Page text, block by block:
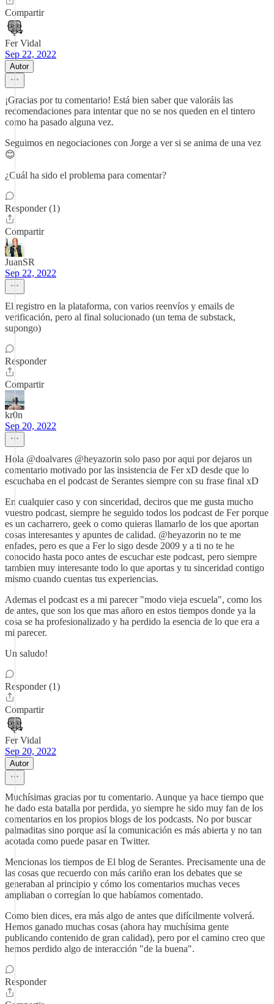
Compartir
Fer Vidal
Sep 22, 2022
Autor
¡Gracias por tu comentario! Está bien saber que valoráis las
recomendaciones para intentar que no se nos queden en el tintero
como ha pasado alguna vez.
Seguimos en negociaciones con Jorge a ver si se anima de una vez
😊
¿Cuál ha sido el problema para comentar?
Responder (1)
Compartir
JuanSR
Sep 22, 2022
El registro en la plataforma, con varios reenvíos y emails de
verificación, pero al final solucionado (un tema de substack,
supongo)
Responder
Compartir
kr0n
Sep 20, 2022
Hola @doalvares @heyazorin solo paso por aqui por dejaros un
comentario motivado por las insistencia de Fer xD desde que lo
escuchaba en el podcast de Serantes siempre con su frase final xD
En cualquier caso y con sinceridad, deciros que me gusta mucho
vuestro podcast, siempre he seguido todos los podcast de Fer porque
es un cacharrero, geek o como quieras llamarlo de los que aportan
cosas interesantes y apuntes de calidad. @heyazorin no te me
enfades, pero es que a Fer lo sigo desde 2009 y a ti no te he
conocido hasta poco antes de escuchar este podcast, pero siempre
tambien muy interesante todo lo que aportas y tu sinceridad contigo
mismo cuando cuentas tus experiencias.
Ademas el podcast es a mi parecer "modo vieja escuela", como los
de antes, que son los que mas añoro en estos tiempos donde ya la
cosa se ha profesionalizado y ha perdido la esencia de lo que era a
mi parecer.
Un saludo!
Responder (1)
Compartir
Fer Vidal
Sep 20, 2022
Autor
Muchísimas gracias por tu comentario. Aunque ya hace tiempo que
he dado esta batalla por perdida, yo siempre he sido muy fan de los
comentarios en los propios blogs de los podcasts. No por buscar
palmaditas sino porque así la comunicación es más abierta y no tan
acotada como puede pasar en Twitter.
Mencionas los tiempos de El blog de Serantes. Precisamente una de
las cosas que recuerdo con más cariño eran los debates que se
generaban al principio y cómo los comentarios muchas veces
ampliaban o corregían lo que habíamos comentado.
Como bien dices, era más algo de antes que difícilmente volverá.
Hemos ganado muchas cosas (ahora hay muchísima gente
publicando contenido de gran calidad), pero por el camino creo que
hemos perdido algo de interacción "de la buena".
Responder